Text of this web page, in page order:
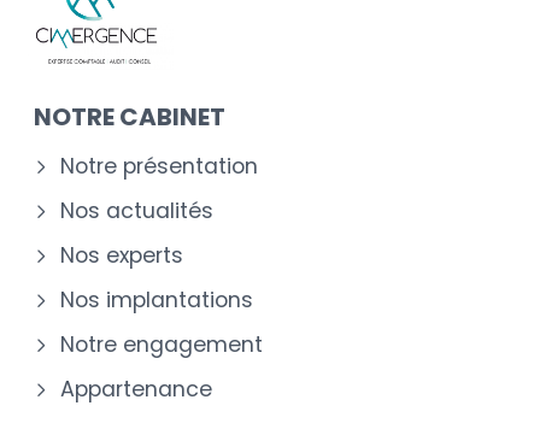
NOTRE CABINET
Notre présentation
Nos actualités
Nos experts
Nos implantations
Notre engagement
Appartenance